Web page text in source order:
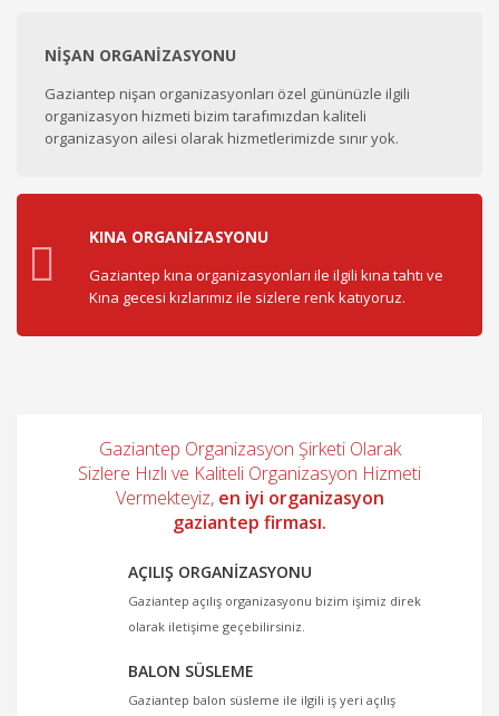
NIŞAN ORGANIZASYONU
Gaziantep nişan organizasyonları özel gününüzle ilgili
organizasyon hizmeti bizim tarafımızdan kaliteli
organizasyon ailesi olarak hizmetlerimizde sınır yok.
KINA ORGANIZASYONU
Gaziantep kına organizasyonları ile ilgili kına tahtı ve
Kına gecesi kızlarımız ile sizlere renk katıyoruz.
Gaziantep Organizasyon Şirketi Olarak
Sizlere Hızlı ve Kaliteli Organizasyon Hizmeti
Vermekteyiz, en iyi organizasyon
gaziantep firması.
AÇILIŞ ORGANIZASYONU
Gaziantep açılış organizasyonu bizim işimiz direk
olarak iletişime geçebilirsiniz.
BALON SÜSLEME
Gaziantep balon süsleme ile ilgili iş yeri açılış